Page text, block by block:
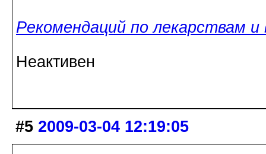
Рекомендаций по лекарствам
Неактивен
#5 2009-03-04 12:19:05